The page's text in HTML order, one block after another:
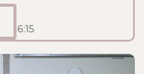
- 16:15